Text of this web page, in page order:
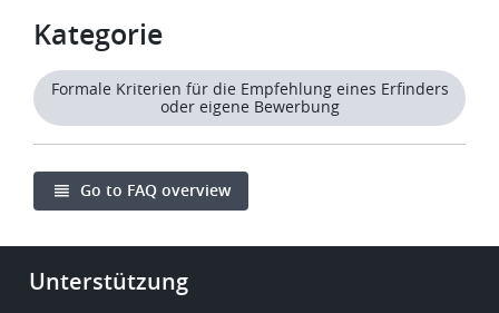
Kategorie
Formale Kriterien für die Empfehlung eines Erfinders
oder eigene Bewerbung
Go to FAQ overview
Footer
Unterstützung